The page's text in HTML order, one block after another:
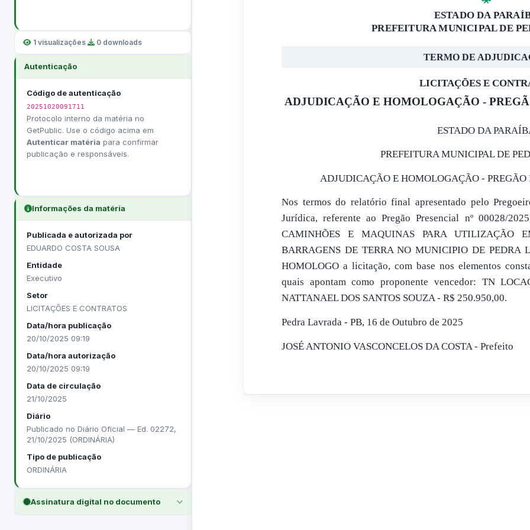
1 visualizações 0 downloads
Autenticação
Código de autenticação
20251020091711
Protocolo interno da matéria no
GetPublic. Use o código acima em
Autenticar matéria para confirmar
publicação e responsáveis.
Informações da matéria
Publicada e autorizada por
EDUARDO COSTA SOUSA
Entidade
Executivo
Setor
LICITAÇÕES E CONTRATOS
Data/hora publicação
20/10/2025 09:19
Data/hora autorização
20/10/2025 09:19
Data de circulação
21/10/2025
Diário
Publicado no Diário Oficial — Ed. 02272,
21/10/2025 (ORDINÁRIA)
Tipo de publicação
ORDINÁRIA
Assinatura digital no documento
ESTADO DA
PREFEITURA MUNICIPAL DE
TERMO DE
LICITAÇÕES E
ADJUDICAÇÃO E HOMOLOGAÇÃO -
ESTADO DA
PREFEITURA MUNICIPAL DE
ADJUDICAÇÃO E HOMOLOGAÇÃO - PREGÃO
Nos termos do relatório final apresentado pelo
Jurídica, referente ao Pregão Presencial nº 00028/
CAMINHÕES E MAQUINAS PARA UTILIZAÇÃO
BARRAGENS DE TERRA NO MUNICIPIO DE PEDRA
HOMOLOGO a licitação, com base nos elementos
quais apontam como proponente vencedor: TN
NATTANAEL DOS SANTOS SOUZA - R$ 250.950,00.
Pedra Lavrada - PB, 16 de Outubro de 2025
JOSÉ ANTONIO VASCONCELOS DA COSTA - Prefeito